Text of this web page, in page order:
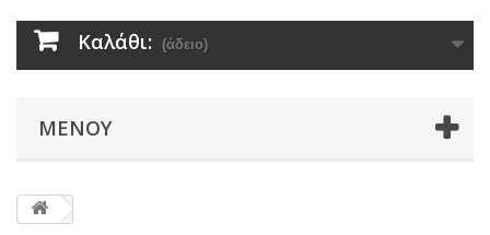
Καλάθι: (άδειο)
ΜΕΝΟΎ